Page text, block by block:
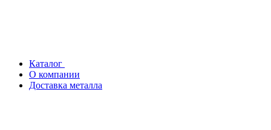
Каталог
О компании
Доставка металла